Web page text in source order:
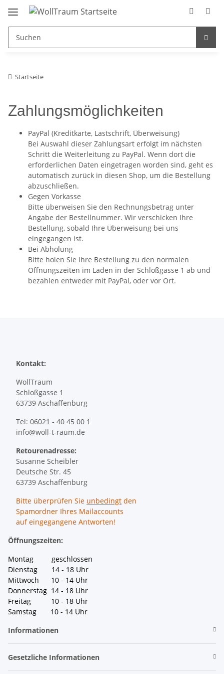
Startseite
Zahlungsmöglichkeiten
PayPal (Kreditkarte, Lastschrift, Überweisung)
Bei Auswahl dieser Zahlungsart erfolgt im nächsten
Schritt die Weiterleitung zu PayPal. Wenn dort die
erforderlichen Daten eingetragen worden sind, geht es
automatisch zurück in diesen Shop, um die Bestellung
abzuschließen.
Gegen Vorkasse
Bitte überweisen Sie den Rechnungsbetrag unter
Angabe der Bestellnummer. Wir verschicken Ihre
Bestellung, sobald Ihre Überweisung bei uns
eingegangen ist.
Bei Abholung
Bitte holen Sie Ihre Bestellung zu den normalen
Öffnungszeiten im Laden in der Schloßgasse 1 ab und
bezahlen entweder mit PayPal, oder vor Ort.
Kontakt:
WollTraum
Schloßgasse 1
63739 Aschaffenburg
Tel: 06021 - 40 45 00 1
info@woll-t-raum.de
Retourenadresse:
Susanne Scheibler
Deutsche Str. 45
63739 Aschaffenburg
Bitte überprüfen Sie unbedingt den
Spamordner Ihres Mailaccounts
auf eingegangene Antworten!
Öffnungszeiten:
Montag geschlossen
Dienstag 14 - 18 Uhr
Mittwoch 10 - 14 Uhr
Donnerstag 14 - 18 Uhr
Freitag 10 - 18 Uhr
Samstag 10 - 14 Uhr
Informationen
Gesetzliche Informationen